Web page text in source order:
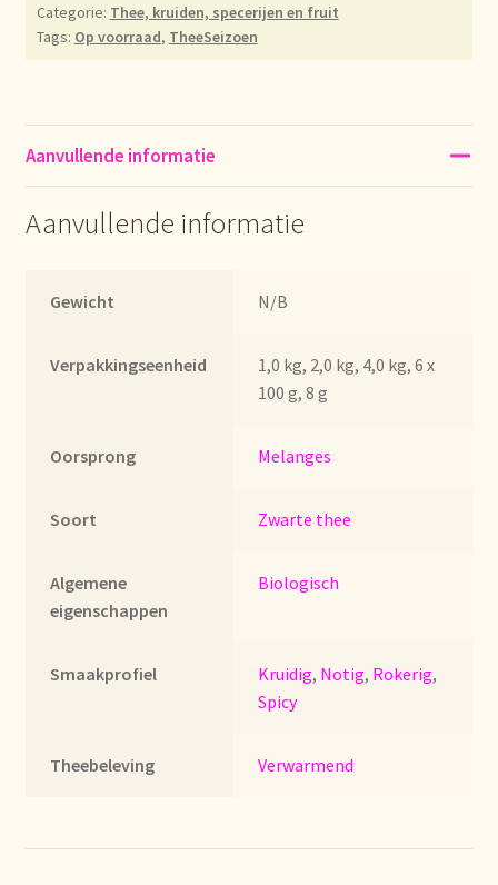
Envío y entrega
Food safety
Image de marque personnelle
Kontakt
Lagerangelegenheiten
Lebensmittelsicherheit
Marca personal
Categorie: Thee, kruiden, specerijen en fruit
Tags: Op voorraad, TheeSeizoen
Aanvullende informatie
Aanvullende informatie
Gewicht N/B
Verpakkingseenheid
1,0 kg, 2,0 kg, 4,0 kg, 6 x
100 g, 8 g
Oorsprong Melanges
Soort Zwarte thee
Algemene
eigenschappen
Biologisch
Smaakprofiel Kruidig, Notig, Rokerig,
Spicy
Theebeleving Verwarmend